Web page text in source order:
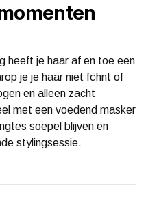
heeft je haar af en toe een
je je haar niet föhnt of
en alleen zacht
met een voedend masker
soepel blijven en
stylingsessie.